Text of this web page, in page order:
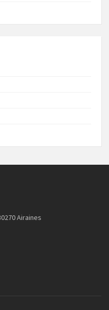
Airaines